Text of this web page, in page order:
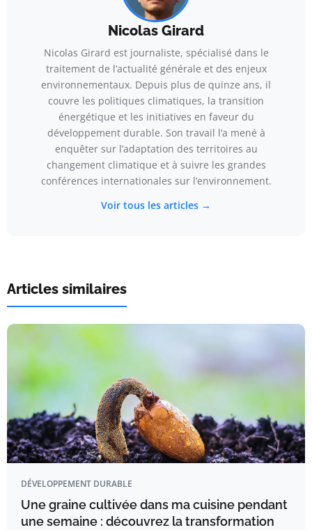
Nicolas Girard
Nicolas Girard est journaliste, spécialisé dans le
traitement de l’actualité générale et des enjeux
environnementaux. Depuis plus de quinze ans, il
couvre les politiques climatiques, la transition
énergétique et les initiatives en faveur du
développement durable. Son travail l’a mené à
enquêter sur l’adaptation des territoires au
changement climatique et à suivre les grandes
conférences internationales sur l’environnement.
Voir tous les articles →
Articles similaires
DÉVELOPPEMENT DURABLE
Une graine cultivée dans ma cuisine pendant
une semaine : découvrez la transformation